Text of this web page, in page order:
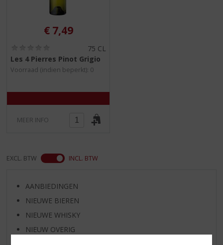
€ 7,49
,
0
)
75 CL
Les 4 Pierres Pinot Grigio
Voorraad (indien beperkt): 0
MEER INFO
EXCL. BTW INCL. BTW
AANBIEDINGEN
NIEUWE BIEREN
NIEUWE WHISKY
NIEUW OVERIG